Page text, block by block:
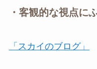
・客観的な視点に
「スカイのブログ」